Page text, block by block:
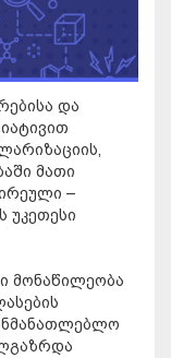
და
მათი
–
უკეთესი
მონაწილეობა